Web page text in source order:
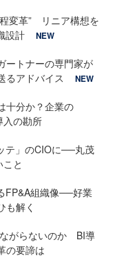
変革” リニア構想を
設計
NEW
ートナーの専門家が
るアドバイス
NEW
十分か？企業の
入の勘所
テ」のCIOに──丸茂
と
FP&A組織像──好業
も解く
がらないのか BI導
の要諦は